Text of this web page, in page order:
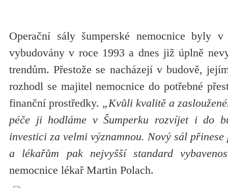
Operační sály šumperské nemocnice byly
vybudovány v roce 1993 a dnes již úplně
trendům. Přestože se nacházejí v budově,
rozhodl se majitel nemocnice do potřebné
finanční prostředky. „Kvůli kvalitě a
péče ji hodláme v Šumperku rozvíjet i do
investici za velmi významnou. Nový sál přinese
a lékařům pak nejvyšší standard
nemocnice lékař Martin Polach.